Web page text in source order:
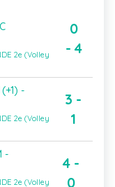
2e (Volley
0
- 4
-
2e (Volley
3 -
1
-
2e (Volley
4 -
0